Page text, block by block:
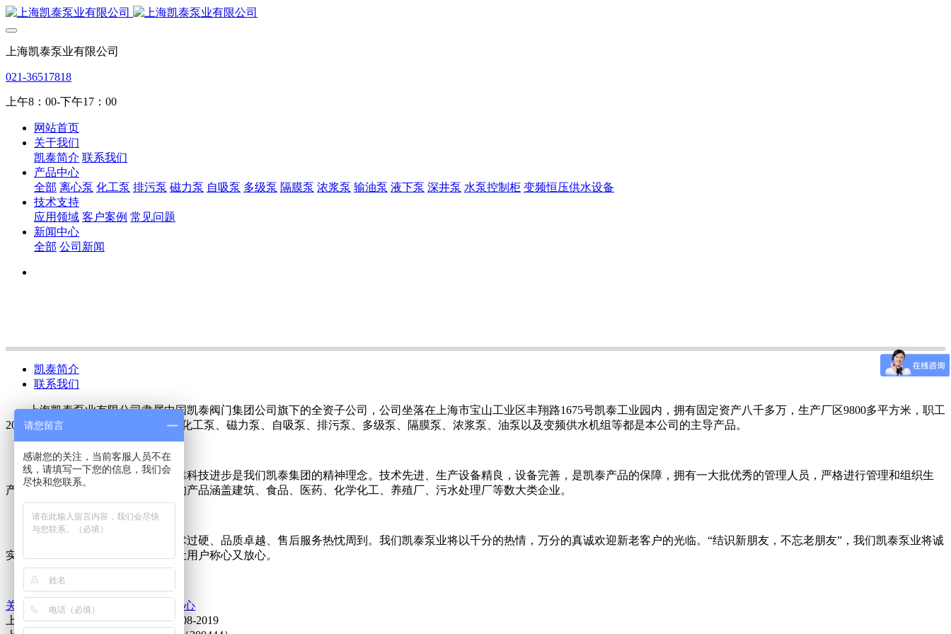
上海凯泰泵业有限公司
021-36517818
上午8：00-下午17：00
网站首页
关于我们
凯泰简介 联系我们
产品中心
全部 离心泵 化工泵 排污泵 磁力泵 自吸泵 多级泵 隔膜泵 浓浆泵 输油泵 液下泵 深井泵 水泵控制柜 变频恒压供水设备
技术支持
应用领域 客户案例 常见问题
新闻中心
全部 公司新闻
凯泰简介
联系我们
上海凯泰泵业有限公司隶属中国凯泰阀门集团公司旗下的全资子公司，公司坐落在上海市宝山工业区丰翔路1675号凯泰工业园内，拥有固定资产八千多万，生产厂区9800多平方米，职工
200多人，生产各类水泵：离心泵、化工泵、磁力泵、自吸泵、排污泵、多级泵、隔膜泵、浓浆泵、油泵以及变频供水机组等都是本公司的主导产品。
团结、进取、开拓、创新、依靠科技进步是我们凯泰集团的精神理念。技术先进、生产设备精良，设备完善，是凯泰产品的保障，拥有一大批优秀的管理人员，严格进行管理和组织生
产，更好地提高了产品质量。生产的产品涵盖建筑、食品、医药、化学化工、养殖厂、污水处理厂等数大类企业。
我们凯泰泵业的服务宗旨：技术过硬、品质卓越、售后服务热忱周到。我们凯泰泵业将以千分的热情，万分的真诚欢迎新老客户的光临。“结识新朋友，不忘老朋友”，我们凯泰泵业将诚
实守信，以满足客户需要为己任，让用户称心又放心。
关于我们 产品中心
新闻中心
上海凯泰泵业有限公司 版权所有 2008-2019
请您留言
感谢您的关注，当前客服人员不在
线，请填写一下您的信息，我们会
尽快和您联系。